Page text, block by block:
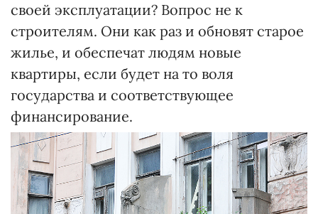
своей эксплуатации? Вопрос не к
строителям. Они как раз и обновят старое
жилье, и обеспечат людям новые
квартиры, если будет на то воля
государства и соответствующее
финансирование.